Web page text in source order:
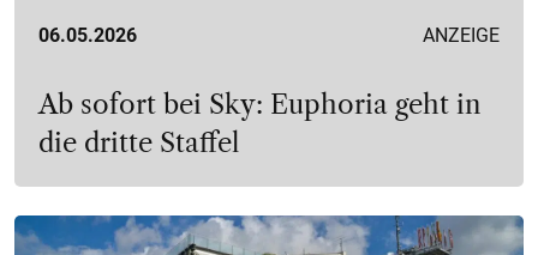
06.05.2026 ANZEIGE
Ab sofort bei Sky: Euphoria geht in
die dritte Staffel